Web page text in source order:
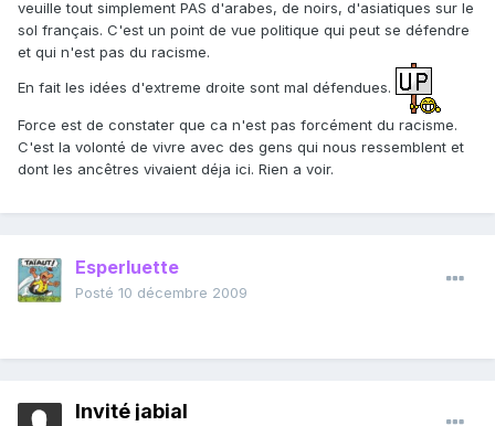
veuille tout simplement PAS d'arabes, de noirs, d'asiatiques sur le
sol français. C'est un point de vue politique qui peut se défendre
et qui n'est pas du racisme.
En fait les idées d'extreme droite sont mal défendues.
Force est de constater que ca n'est pas forcément du racisme.
C'est la volonté de vivre avec des gens qui nous ressemblent et
dont les ancêtres vivaient déja ici. Rien a voir.
Esperluette
Posté 10 décembre 2009
Invité jabial